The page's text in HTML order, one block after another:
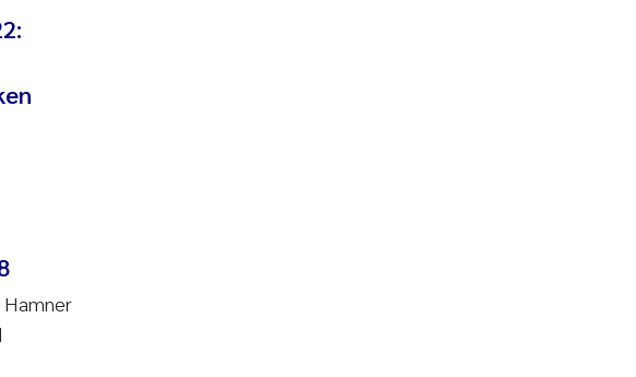
Hamner